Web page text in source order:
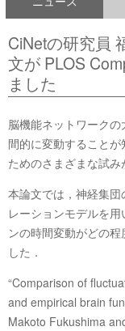
CiNetの研究員
文が PLOS
ました
脳機能ネットワーク
間的に変動すること
ためのさまざまな試み
本論文では，神経集
レーションモデルを
ンの時間変動がどの
した．
“Comparison of
and empirical brain
Makoto Fukushima